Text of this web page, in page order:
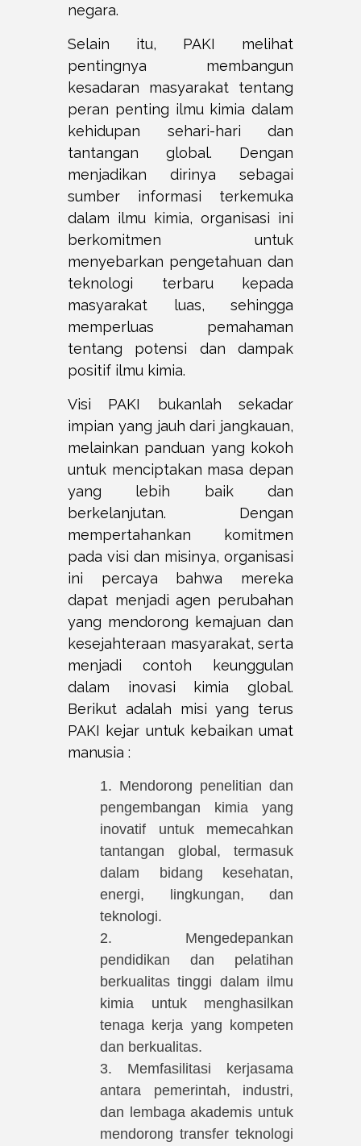
negara.
Selain itu, PAKI melihat
pentingnya membangun
kesadaran masyarakat tentang
peran penting ilmu kimia dalam
kehidupan sehari-hari dan
tantangan global. Dengan
menjadikan dirinya sebagai
sumber informasi terkemuka
dalam ilmu kimia, organisasi ini
berkomitmen untuk
menyebarkan pengetahuan dan
teknologi terbaru kepada
masyarakat luas, sehingga
memperluas pemahaman
tentang potensi dan dampak
positif ilmu kimia.
Visi PAKI bukanlah sekadar
impian yang jauh dari jangkauan,
melainkan panduan yang kokoh
untuk menciptakan masa depan
yang lebih baik dan
berkelanjutan. Dengan
mempertahankan komitmen
pada visi dan misinya, organisasi
ini percaya bahwa mereka
dapat menjadi agen perubahan
yang mendorong kemajuan dan
kesejahteraan masyarakat, serta
menjadi contoh keunggulan
dalam inovasi kimia global.
Berikut adalah misi yang terus
PAKI kejar untuk kebaikan umat
manusia :
1. Mendorong penelitian dan
pengembangan kimia yang
inovatif untuk memecahkan
tantangan global, termasuk
dalam bidang kesehatan,
energi, lingkungan, dan
teknologi.
2. Mengedepankan
pendidikan dan pelatihan
berkualitas tinggi dalam ilmu
kimia untuk menghasilkan
tenaga kerja yang kompeten
dan berkualitas.
3. Memfasilitasi kerjasama
antara pemerintah, industri,
dan lembaga akademis untuk
mendorong transfer teknologi